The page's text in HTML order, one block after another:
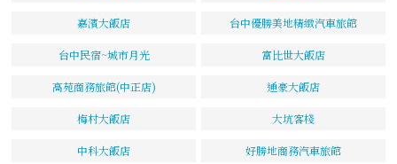
嘉濱大飯店 台中優勝美地精緻汽車旅館
台中民宿~城市月光 富比世大飯店
高苑商務旅館(中正店) 通豪大飯店
梅村大飯店 大坑客棧
中科大飯店 好勝地商務汽車旅館